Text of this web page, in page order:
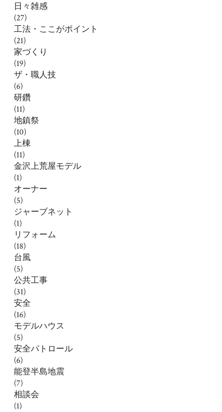
日々雑感
(27)
工法・ここがポイント
(21)
家づくり
(19)
ザ・職人技
(6)
研鑽
(11)
地鎮祭
(10)
上棟
(11)
金沢上荒屋モデル
(1)
オーナー
(5)
ジャーブネット
(1)
リフォーム
(18)
台風
(5)
公共工事
(31)
安全
(16)
モデルハウス
(5)
安全パトロール
(6)
能登半島地震
(7)
相談会
(1)